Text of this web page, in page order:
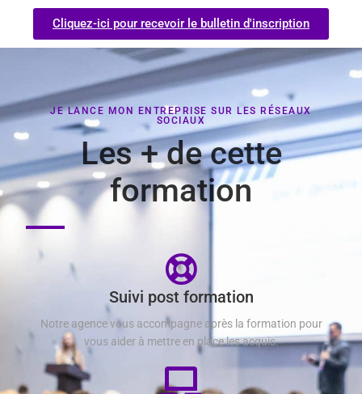
Cliquez-ici pour recevoir le bulletin d'inscription
JE LANCE MON ENTREPRISE SUR LES RÉSEAUX
SOCIAUX
Les + de cette
formation
Suivi post formation
Notre agence vous accompagne après la formation pour
vous aider à mettre en place les acquis.